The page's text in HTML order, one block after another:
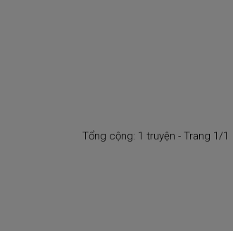
Tổng cộng: 1 truyện - Trang 1/1